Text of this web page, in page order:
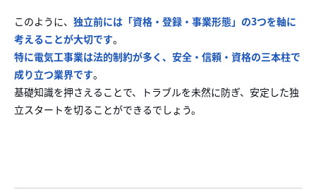
このように、 独立前には「資格・登録・事業形態」の3つを軸に
考えることが大切です。
特に電気工事業は法的制約が多く、安全・信頼・資格の三本柱で
成り立つ業界です。
基礎知識を押さえることで、トラブルを未然に防ぎ、安定した独
立スタートを切ることができるでしょう。